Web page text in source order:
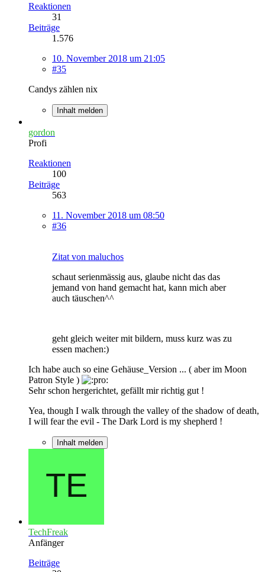
Reaktionen
31
Beiträge
1.576
10. November 2018 um 21:05
#35
Candys zählen nix
Inhalt melden
gordon
Profi
Reaktionen
100
Beiträge
563
11. November 2018 um 08:50
#36
Zitat von maluchos
schaut serienmässig aus, glaube nicht das das
jemand von hand gemacht hat, kann mich aber
auch täuschen^^
geht gleich weiter mit bildern, muss kurz was zu
essen machen:)
Ich habe auch so eine Gehäuse_Version ... ( aber im Moon
Patron Style )
Sehr schon hergerichtet, gefällt mir richtig gut !
Yea, though I walk through the valley of the shadow of death,
I will fear the evil - The Dark Lord is my shepherd !
Inhalt melden
TechFreak
Anfänger
Beiträge